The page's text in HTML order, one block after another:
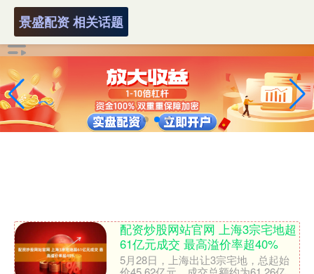
景盛配资 相关话题
配资炒股网站官网 上海3宗宅地超
61亿元成交 最高溢价率超40%
5月28日，上海出让3宗宅地，总起始